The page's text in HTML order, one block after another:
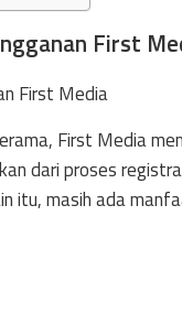
First
First Media
dari proses
itu, masih ada